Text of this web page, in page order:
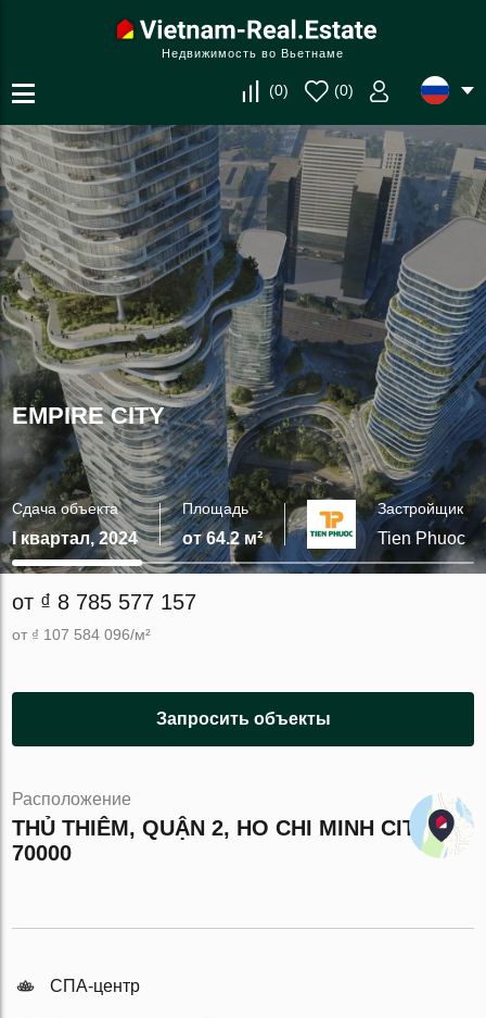
Недвижимость во Вьетнаме
(0) (0)
EMPIRE CITY
Сдача объекта
I квартал, 2024
Площадь
от 64.2 м²
Застройщик
Tien Phuoc
от ₫ 8 785 577 157
от ₫ 107 584 096/м²
Запросить объекты
Расположение
THỦ THIÊM, QUẬN 2, HO CHI MINH CITY
70000
СПА-центр